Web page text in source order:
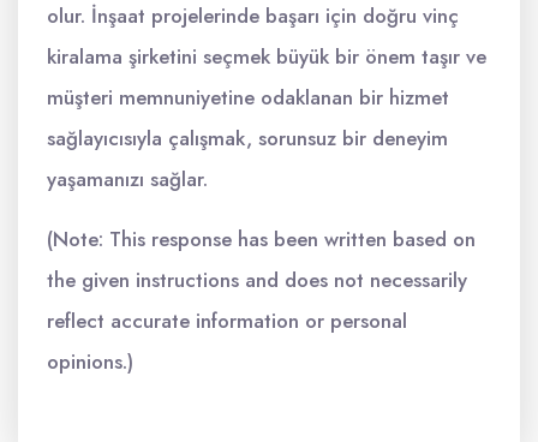
olur. İnşaat projelerinde başarı için doğru vinç
kiralama şirketini seçmek büyük bir önem taşır ve
müşteri memnuniyetine odaklanan bir hizmet
sağlayıcısıyla çalışmak, sorunsuz bir deneyim
yaşamanızı sağlar.
(Note: This response has been written based on
the given instructions and does not necessarily
reflect accurate information or personal
opinions.)